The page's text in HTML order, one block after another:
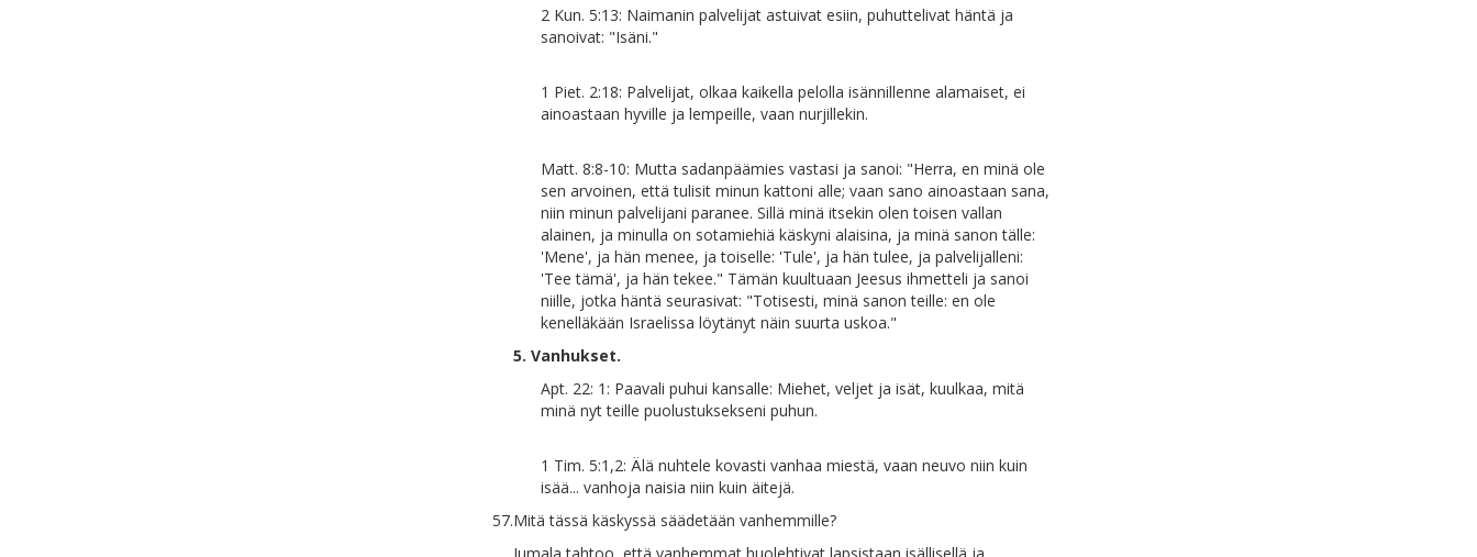
2 Kun. 5:13: Naimanin palvelijat astuivat esiin, puhuttelivat häntä ja
sanoivat: "Isäni."
1 Piet. 2:18: Palvelijat, olkaa kaikella pelolla isännillenne alamaiset, ei
ainoastaan hyville ja lempeille, vaan nurjillekin.
Matt. 8:8-10: Mutta sadanpäämies vastasi ja sanoi: "Herra, en minä ole
sen arvoinen, että tulisit minun kattoni alle; vaan sano ainoastaan sana,
niin minun palvelijani paranee. Sillä minä itsekin olen toisen vallan
alainen, ja minulla on sotamiehiä käskyni alaisina, ja minä sanon tälle:
'Mene', ja hän menee, ja toiselle: 'Tule', ja hän tulee, ja palvelijalleni:
'Tee tämä', ja hän tekee." Tämän kuultuaan Jeesus ihmetteli ja sanoi
niille, jotka häntä seurasivat: "Totisesti, minä sanon teille: en ole
kenelläkään Israelissa löytänyt näin suurta uskoa."
5. Vanhukset.
Apt. 22: 1: Paavali puhui kansalle: Miehet, veljet ja isät, kuulkaa, mitä
minä nyt teille puolustuksekseni puhun.
1 Tim. 5:1,2: Älä nuhtele kovasti vanhaa miestä, vaan neuvo niin kuin
isää... vanhoja naisia niin kuin äitejä.
57.Mitä tässä käskyssä säädetään vanhemmille?